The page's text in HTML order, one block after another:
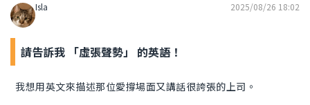
Isla 2025/08/26 18:02
請告訴我 「虛張聲勢」 的英語！
我想用英文來描述那位愛撐場面又講話很誇張的上司。